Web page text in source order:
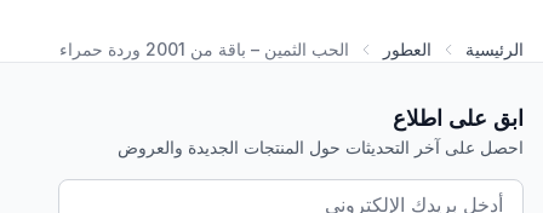
الرئيسية العطور الحب الثمين – باقة من 2001 وردة حمراء
ابق على اطلاع
احصل على آخر التحديثات حول المنتجات الجديدة والعروض